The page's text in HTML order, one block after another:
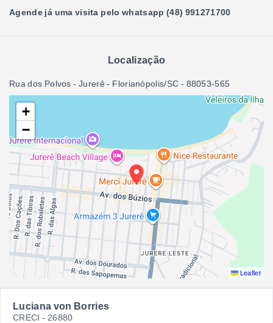
Agende já uma visita pelo whatsapp (48) 991271700
Localização
Rua dos Polvos - Jurerê - Florianópolis/SC - 88053-565
+
−
Leaflet
Luciana von Borries
CRECI - 26880